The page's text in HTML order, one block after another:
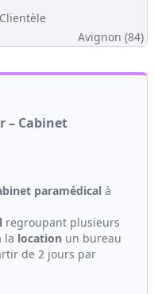
Avignon (84)
– Cabinet
paramédical à
regroupant plusieurs
la location un bureau
de 2 jours par